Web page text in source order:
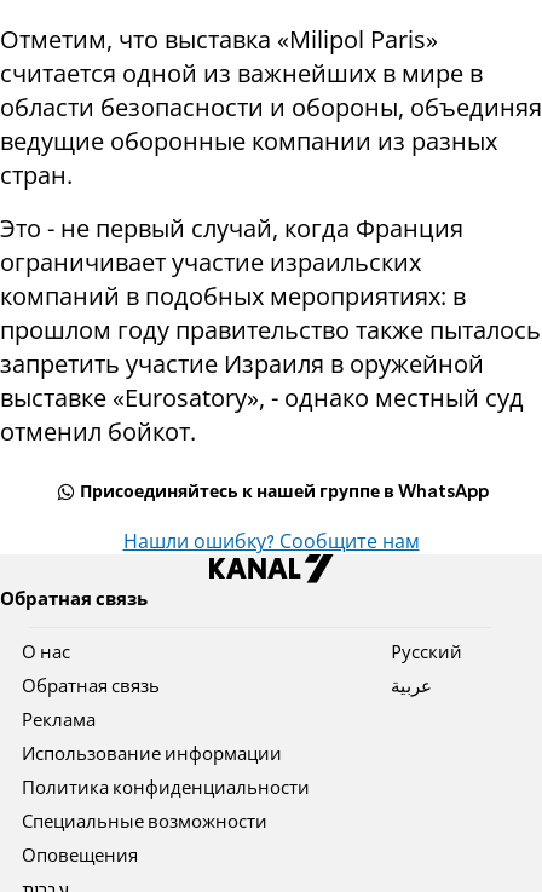
Отметим, что выставка «Milipol Paris»
считается одной из важнейших в мире в
области безопасности и обороны, объединяя
ведущие оборонные компании из разных
стран.
Это - не первый случай, когда Франция
ограничивает участие израильских
компаний в подобных мероприятиях: в
прошлом году правительство также пыталось
запретить участие Израиля в оружейной
выставке «Eurosatory», - однако местный суд
отменил бойкот.
Присоединяйтесь к нашей группе в WhatsApp
Нашли ошибку? Сообщите нам
Обратная связь
О нас
Обратная связь
Реклама
Использование информации
Политика конфиденциальности
Специальные возможности
Оповещения
Pусский
عربية